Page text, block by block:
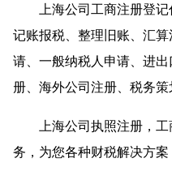
上海公司工商注册登
记账报税、整理旧账、汇
请、一般纳税人申请、进
册、海外公司注册、税务策
上海公司执照注册，
务，为您各种财税解决方案